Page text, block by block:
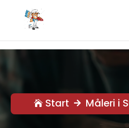
 Start  Måleri i